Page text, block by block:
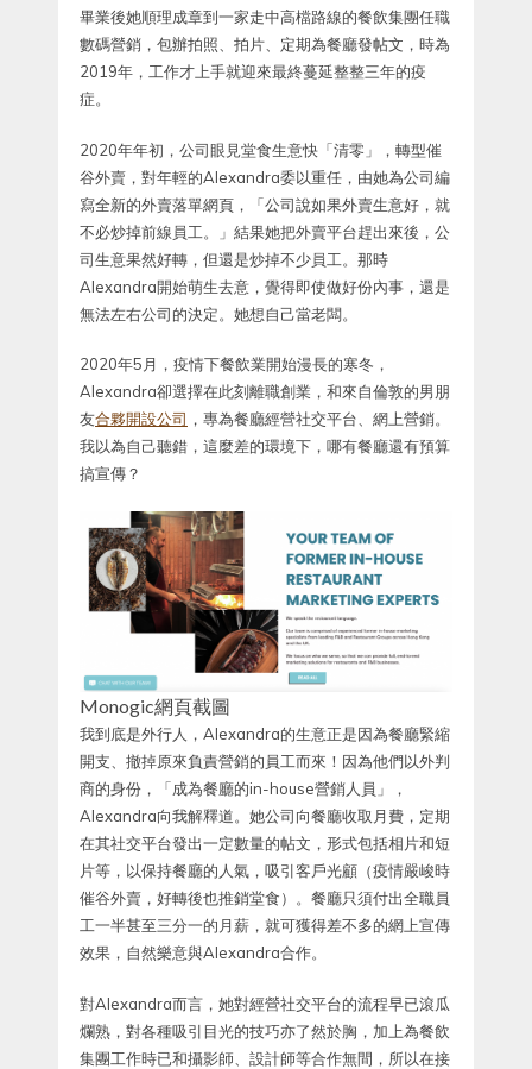
畢業後她順理成章到一家走中高檔路線的餐飲集團任職
數碼營銷，包辦拍照、拍片、定期為餐廳發帖文，時為
2019年，工作才上手就迎來最終蔓延整整三年的疫
症。
2020年年初，公司眼見堂食生意快「清零」，轉型催
谷外賣，對年輕的Alexandra委以重任，由她為公司編
寫全新的外賣落單網頁，「公司說如果外賣生意好，就
不必炒掉前線員工。」結果她把外賣平台趕出來後，公
司生意果然好轉，但還是炒掉不少員工。那時
Alexandra開始萌生去意，覺得即使做好份內事，還是
無法左右公司的決定。她想自己當老闆。
2020年5月，疫情下餐飲業開始漫長的寒冬，
Alexandra卻選擇在此刻離職創業，和來自倫敦的男朋
友合夥開設公司 ，專為餐廳經營社交平台、網上營銷。
我以為自己聽錯，這麼差的環境下，哪有餐廳還有預算
搞宣傳？
Monogic網頁截圖
我到底是外行人，Alexandra的生意正是因為餐廳緊縮
開支、撤掉原來負責營銷的員工而來！因為他們以外判
商的身份，「成為餐廳的in-house營銷人員」，
Alexandra向我解釋道。她公司向餐廳收取月費，定期
在其社交平台發出一定數量的帖文，形式包括相片和短
片等，以保持餐廳的人氣，吸引客戶光顧（疫情嚴峻時
催谷外賣，好轉後也推銷堂食）。餐廳只須付出全職員
工一半甚至三分一的月薪，就可獲得差不多的網上宣傳
效果，自然樂意與Alexandra合作。
對Alexandra而言，她對經營社交平台的流程早已滾瓜
爛熟，對各種吸引目光的技巧亦了然於胸，加上為餐飲
集團工作時已和攝影師、設計師等合作無間，所以在接